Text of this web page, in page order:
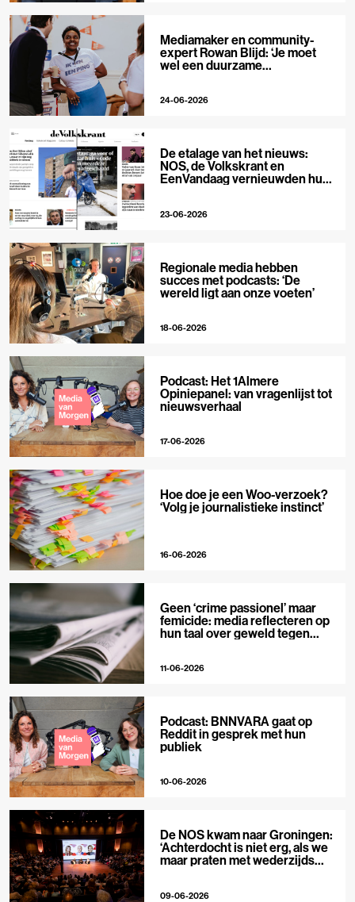
Mediamaker en community-
expert Rowan Blijd: ‘Je moet
wel een duurzame
24-06-2026
De etalage van het nieuws:
NOS, de Volkskrant en
EenVandaag vernieuwden hun
23-06-2026
Regionale media hebben
succes met podcasts: ‘De
wereld ligt aan onze voeten’
18-06-2026
Podcast: Het 1Almere
Opiniepanel: van vragenlijst tot
nieuwsverhaal
17-06-2026
Hoe doe je een Woo-verzoek?
‘Volg je journalistieke instinct’
16-06-2026
Geen ‘crime passionel’ maar
femicide: media reflecteren op
hun taal over geweld tegen
11-06-2026
Podcast: BNNVARA gaat op
Reddit in gesprek met hun
publiek
10-06-2026
De NOS kwam naar Groningen:
‘Achterdocht is niet erg, als we
maar praten met wederzijds
09-06-2026